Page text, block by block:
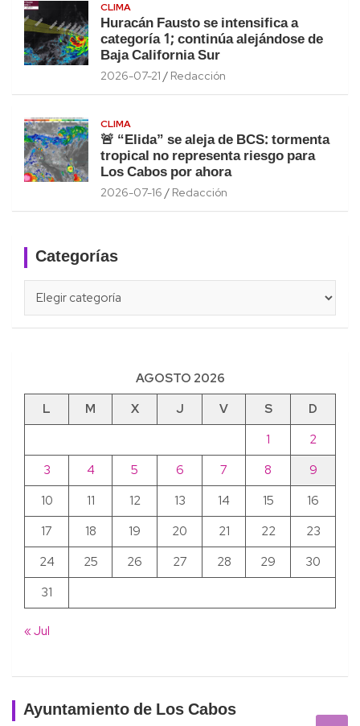
CLIMA
Huracán Fausto se intensifica a
categoría 1; continúa alejándose de
Baja California Sur
2026-07-21 Redacción
CLIMA
🚨 “Elida” se aleja de BCS: tormenta
tropical no representa riesgo para
Los Cabos por ahora
2026-07-16 Redacción
Categorías
AGOSTO 2026
L
M X J V S
D
1
2
3
4 5 6 7 8
9
10
11 12 13 14 15
16
17
18 19 20 21 22
23
24
25 26 27 28 29
30
31
« Jul
Ayuntamiento de Los Cabos